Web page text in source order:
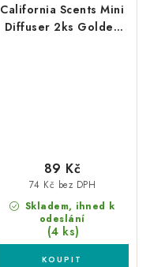
California Scents Mini
Diffuser 2ks Golden
Skladem, ihned k
odeslání
(4 ks)
74 Kč bez DPH
89 Kč